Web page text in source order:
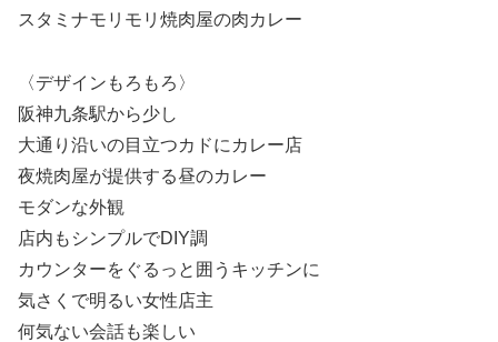
スタミナモリモリ焼肉屋の肉カレー
〈デザインもろもろ〉
阪神九条駅から少し
大通り沿いの目立つカドにカレー店
夜焼肉屋が提供する昼のカレー
モダンな外観
店内もシンプルでDIY調
カウンターをぐるっと囲うキッチンに
気さくで明るい女性店主
何気ない会話も楽しい